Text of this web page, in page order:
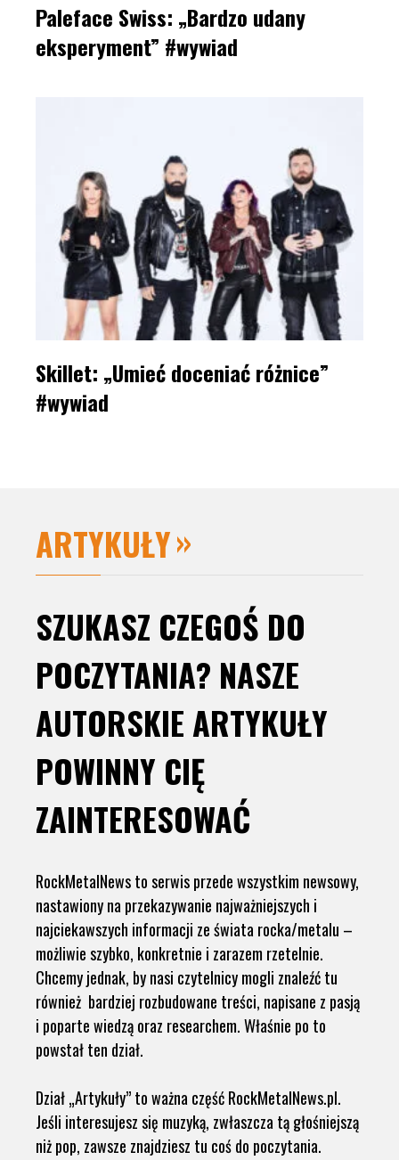
Paleface Swiss: „Bardzo udany
eksperyment” #wywiad
Skillet: „Umieć doceniać różnice”
#wywiad
ARTYKUŁY
SZUKASZ CZEGOŚ DO
POCZYTANIA? NASZE
AUTORSKIE ARTYKUŁY
POWINNY CIĘ
ZAINTERESOWAĆ
RockMetalNews to serwis przede wszystkim newsowy,
nastawiony na przekazywanie najważniejszych i
najciekawszych informacji ze świata rocka/metalu –
możliwie szybko, konkretnie i zarazem rzetelnie.
Chcemy jednak, by nasi czytelnicy mogli znaleźć tu
również bardziej rozbudowane treści, napisane z pasją
i poparte wiedzą oraz researchem. Właśnie po to
powstał ten dział.
Dział „Artykuły” to ważna część RockMetalNews.pl.
Jeśli interesujesz się muzyką, zwłaszcza tą głośniejszą
niż pop, zawsze znajdziesz tu coś do poczytania.